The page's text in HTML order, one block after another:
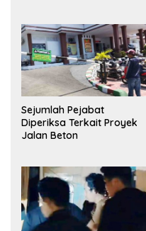
Sejumlah Pejabat
Diperiksa Terkait Proyek
Jalan Beton